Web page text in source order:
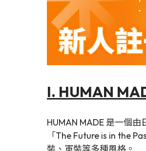
I. HUMAN
HUMAN MADE 是一個
「The Future is in the
裝、軍裝等多種風格。